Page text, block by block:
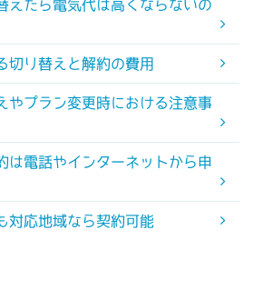
えたら電気代は高くならないの
切り替えと解約の費用
やプラン変更時における注意事
は電話やインターネットから申
対応地域なら契約可能